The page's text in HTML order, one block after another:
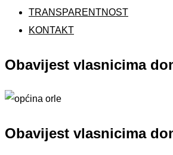
TRANSPARENTNOST
KONTAKT
Obavijest vlasnicima
Obavijest vlasnicima